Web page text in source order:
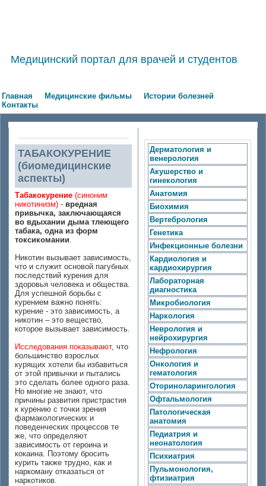
Медицинский портал для врачей и студентов
Главная Медицинские фильмы
Истории болезней
Контакты
ТАБАКОКУРЕНИЕ
(биомедицинские
аспекты)
Табакокурение (синоним
никотинизм) - вредная
привычка, заключающаяся
во вдыхании дыма тлеющего
табака, одна из форм
токсикомании.
Никотин вызывает зависимость,
что и служит основой пагубных
последствий курения для
здоровья человека и общества.
Для успешной борьбы с
курением важно понять:
курение - это зависимость, а
никотин – это вещество,
которое вызывает зависимость.
Исследования показывают, что
большинство взрослых
курящих хотели бы избавиться
от этой привычки и пытались
это сделать более одного раза.
Но многие не знают, что
причины развития пристрастия
к курению с точки зрения
фармакологических и
поведенческих процессов те
же, что определяют
зависимость от героина и
кокаина. Поэтому бросить
курить также трудно, как и
наркоману отказаться от
наркотиков.
Дерматология и
венерология
Акушерство и
гинекология
Анатомия
Биохимия
Вертебрология
Генетика
Инфекционные болезни
Кардиология и
кардиохирургия
Лабораторная
диагностика
Микробиология
Наркология
Неврология и
нейрохирургия
Нефрология
Онкология и
гематология
Оториноларингология
Офтальмология
Патологическая
анатомия
Педиатрия и
неонатология
Психиатрия
Пульмонология,
фтизиатрия